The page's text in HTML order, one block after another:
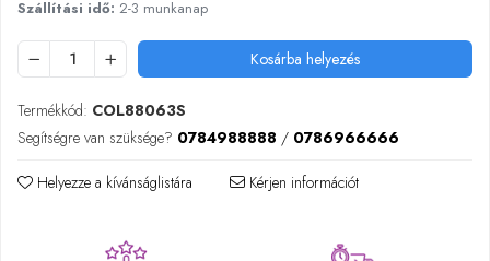
Reborn babák
Dínós játékok
Háziállat figurák
Plüss figurák
Montessori játékok
Szállítási idő: 2-3 munkanap
Kosárba helyezés
Termékkód: COL88063S
Segítségre van szüksége? 0784988888 / 0786966666
Helyezze a kívánságlistára Kérjen információt